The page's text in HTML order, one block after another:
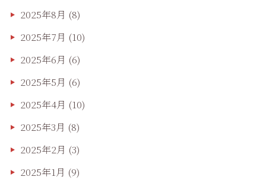
2025年8月 (8)
2025年7月 (10)
2025年6月 (6)
2025年5月 (6)
2025年4月 (10)
2025年3月 (8)
2025年2月 (3)
2025年1月 (9)